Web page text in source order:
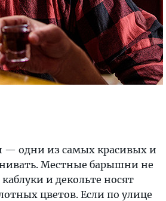
— одни из самых красивых и
Местные барышни не
и декольте носят
цветов. Если по улице